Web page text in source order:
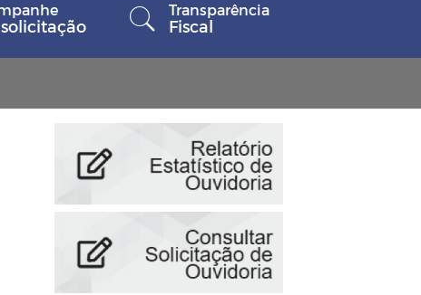
Transparência
Fiscal